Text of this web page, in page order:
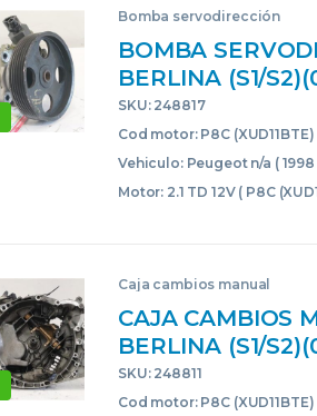
Bomba servodirección
BOMBA
BERLINA (S1/
(XUD11BTE)
ROJO 20LE00
SKU: 248817
Cod motor: P8C (XUD11BTE)
Vehiculo: Peugeot n/a ( 1998
Motor: 2.1 TD 12V ( P8C
Caja cambios manual
CAJA CAMBIOS
BERLINA (S1/
(XUD11BTE)
TRANSMISION
SKU: 248811
Cod motor: P8C (XUD11BTE)